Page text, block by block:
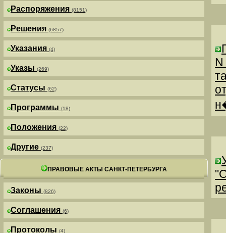
Распоряжения (8151)
Решения (6857)
Указания (4)
Указы (269)
Статусы (62)
Программы (18)
Положения (22)
Другие (237)
ПРАВОВЫЕ АКТЫ САНКТ-ПЕТЕРБУРГА
Законы (826)
Соглашения (6)
Протоколы (4)